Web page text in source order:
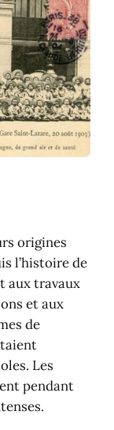
origines
l’histoire de
aux travaux
et aux
de
Les
pendant